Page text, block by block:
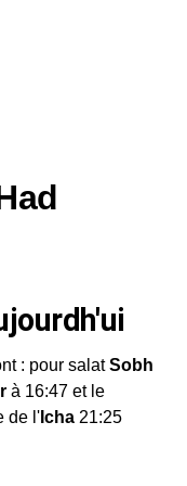
: pour salatSobh
à 16:47 et le
de l' Icha 21:25